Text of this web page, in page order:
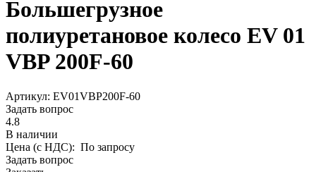
Большегрузное
полиуретановое колесо EV 01
VBP 200F-60
Aртикул: EV01VBP200F-60
Задать вопрос
4.8
В наличии
Цена (с НДС): По запросу
Задать вопрос